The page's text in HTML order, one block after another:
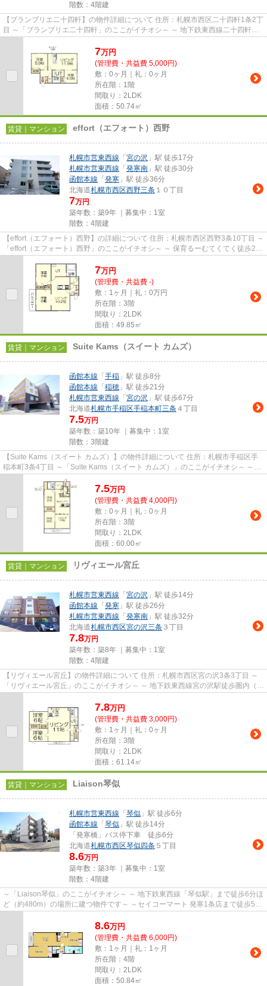
階数：4階建
【ブランブリエ二十四軒】の物件詳細について 住所：札幌市西区二十四軒1条2丁
目 ～「ブランブリエ二十四軒」のここがイチオシ～ ～ 地下鉄東西線二十四軒駅
7万円
(管理費・共益費 5,000円)
敷：0ヶ月｜礼：0ヶ月
所在階：1階
間取り：2LDK
面積：50.74㎡
賃貸｜マンション effort（エフォート）西野
札幌市営東西線 「 宮の沢 」駅 徒歩17分
札幌市営東西線 「 発寒南 」駅 徒歩30分
函館本線 「 発寒 」駅 徒歩36分
北海道札幌市西区西野三条 １０丁目
7万円
築年数：築9年 ｜募集中： 1室
階数：4階建
【effort（エフォート）西野】の詳細について 住所：札幌市西区西野3条10丁目 ～
「effort（エフォート）西野」のここがイチオシ～ ～ 保育るーむてくてく徒歩2分
7万円
(管理費・共益費 -)
敷：1ヶ月｜礼：0万円
所在階：3階
間取り：2LDK
面積：49.85㎡
賃貸｜マンション Suite Kams（スイート カムズ）
函館本線 「 手稲 」駅 徒歩8分
函館本線 「 稲穂 」駅 徒歩21分
札幌市営東西線 「 宮の沢 」駅 徒歩67分
北海道札幌市手稲区手稲本町三条 ４丁目
7.5万円
築年数：築10年 ｜募集中： 1室
階数：3階建
【Suite Kams（スイート カムズ）】の物件詳細について 住所：札幌市手稲区手
稲本町3条4丁目 ～「Suite Kams（スイート カムズ）」のここがイチオシ～ ～
JR手稲駅南口から徒歩8分...
7.5万円
(管理費・共益費 4,000円)
敷：0ヶ月｜礼：0ヶ月
所在階：3階
間取り：2LDK
面積：60.00㎡
賃貸｜マンション リヴィエール宮丘
札幌市営東西線 「 宮の沢 」駅 徒歩14分
函館本線 「 発寒 」駅 徒歩26分
札幌市営東西線 「 発寒南 」駅 徒歩32分
北海道札幌市西区宮の沢三条 ３丁目
7.8万円
築年数：築8年 ｜募集中： 1室
階数：4階建
【リヴィエール宮丘】の物件詳細について 住所：札幌市西区宮の沢3条3丁目 ～
「リヴィエール宮丘」のここがイチオシ～ ～ 地下鉄東西線宮の沢駅徒歩圏内（約
7.8万円
(管理費・共益費 3,000円)
敷：1ヶ月｜礼：0ヶ月
所在階：3階
間取り：2LDK
面積：61.14㎡
賃貸｜マンション Liaison琴似
札幌市営東西線 「 琴似 」駅 徒歩6分
函館本線 「 琴似 」駅 徒歩14分
「発寒橋」バス停下車 徒歩6分
北海道札幌市西区琴似四条 ５丁目
8.6万円
築年数：築3年 ｜募集中： 1室
階数：4階建
～「Liaison琴似」のここがイチオシ～ ～ 地下鉄東西線「琴似駅」まで徒歩6分ほ
ど（約480m）の場所に建つ物件です～ ～セイコーマート 発寒1条店まで徒歩5分
8.6万円
(管理費・共益費 6,000円)
敷：1ヶ月｜礼：1ヶ月
所在階：4階
間取り：2LDK
面積：50.84㎡